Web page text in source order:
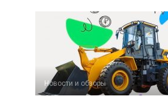
Новости и обзоры